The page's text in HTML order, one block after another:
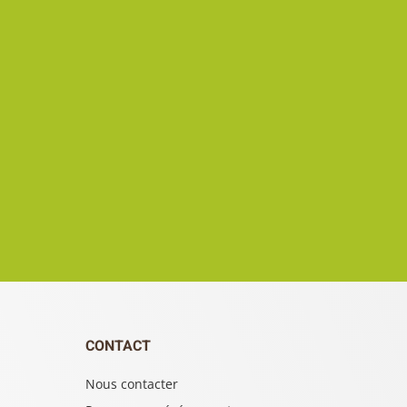
CONTACT
Nous contacter